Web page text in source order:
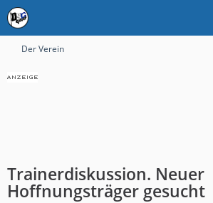
Der Verein
Trainerdiskussion. Neuer
Hoffnungsträger gesucht